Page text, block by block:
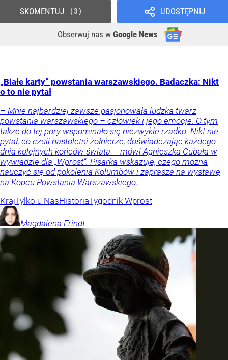
UDOSTĘPNIJ
Obserwuj nas w Google News
SKOMENTUJ 3
„Białe karty” powstania warszawskiego. Badaczka: Nikt
o to nie pytał
– Mnie najbardziej zawsze pasjonowała ludzka twarz
powstania warszawskiego – człowiek i jego emocje. O tym
także do tej pory wspominało się niezwykle rzadko. Nikt nie
pytał, co czuli nastoletni żołnierze, doświadczając każdego
dnia kolejnych końców świata – mówi Agnieszka Cubała w
wywiadzie dla „Wprost”. Pisarka wskazuje, czego można
nauczyć się od pokolenia Kolumbów i zaprasza na wystawę
na Kopcu Powstania Warszawskiego.
KrajTylko u NasHistoriaTygodnik Wprost
Magdalena Frindt